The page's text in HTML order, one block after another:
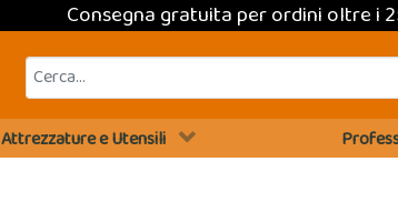
Consegna gratuita per ordini oltre i
Attrezzature e Utensili